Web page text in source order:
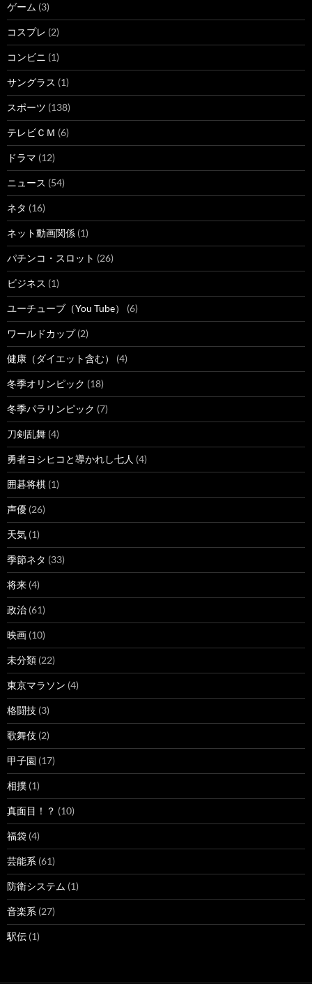
ゲーム (3)
コスプレ (2)
コンビニ (1)
サングラス (1)
スポーツ (138)
テレビＣＭ (6)
ドラマ (12)
ニュース (54)
ネタ (16)
ネット動画関係 (1)
パチンコ・スロット (26)
ビジネス (1)
ユーチューブ（You Tube） (6)
ワールドカップ(2)
健康（ダイエット含む） (4)
冬季オリンピック (18)
冬季パラリンピック (7)
刀剣乱舞 (4)
勇者ヨシヒコと導かれし七人 (4)
囲碁将棋 (1)
声優 (26)
天気 (1)
季節ネタ (33)
将来 (4)
政治 (61)
映画 (10)
未分類 (22)
東京マラソン (4)
格闘技 (3)
歌舞伎 (2)
甲子園 (17)
相撲 (1)
真面目！？ (10)
福袋 (4)
芸能系 (61)
防衛システム (1)
音楽系 (27)
駅伝 (1)